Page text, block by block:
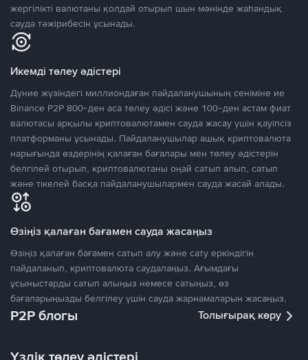
жергілікті валютаны қолдай отырып шын мәнінде жаһандық
сауда тәжірибесін ұсынады.
Икемді төлеу әдістері
Дүние жүзіндегі миллиондаған пайдаланушының сеніміне ие
Binance P2P 800-ден аса төлеу әдісі және 100-ден астам фиат
валютасы арқылы криптовалютамен сауда жасау үшін қауіпсіз
платформаны ұсынады. Пайдаланушылар ашық криптовалюта
нарығында өздерінің қалаған бағалары мен төлеу әдістерін
белгілей отырып, криптовалютаны оңай сатып алып, сатып
және тікелей басқа пайдаланушылармен сауда жасай алады.
Өзіңіз қалаған бағамен сауда жасаңыз
Өзіңіз қалаған бағамен сатып алу және сату еркіндігін
пайдаланып, криптовалюта саудалаңыз. Ағымдағы
ұсыныстарды сатып алыңыз немесе сатыңыз, өз
бағаларыңызды белгілеу үшін сауда жарнамаларын жасаңыз.
P2P блогы Толығырақ көру